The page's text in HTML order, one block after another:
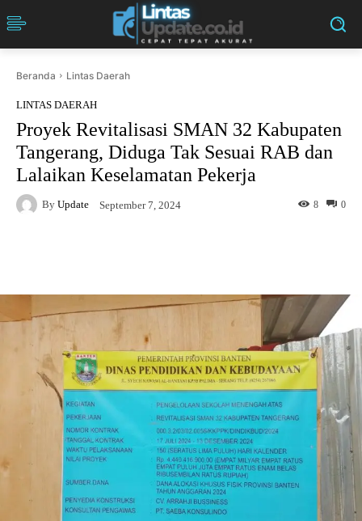
Beranda Lintas Daerah
LINTAS DAERAH
Proyek Revitalisasi SMAN 32 Kabupaten
Tangerang, Diduga Tak Sesuai RAB dan
Lalaikan Keselamatan Pekerja
By Update September 7, 2024 0
8